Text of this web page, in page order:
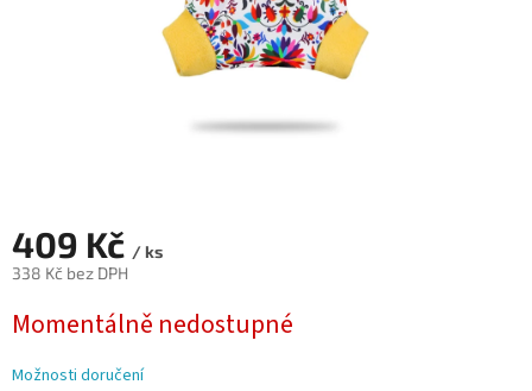
409 Kč / ks
338 Kč bez DPH
cena:
Momentálně nedostupné
Možnosti doručení